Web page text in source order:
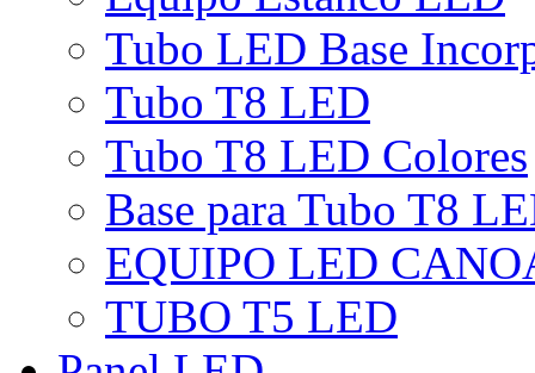
Tubo LED Base
Tubo T8 LED
Tubo T8 LED Colores
Base para Tubo T8
EQUIPO LED
TUBO T5 LED